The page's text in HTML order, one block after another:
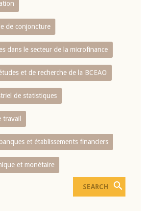
de conjoncture
dans le secteur de la microfinance
et de recherche de la BCEAO
de statistiques
travail
et établissements financiers
et monétaire